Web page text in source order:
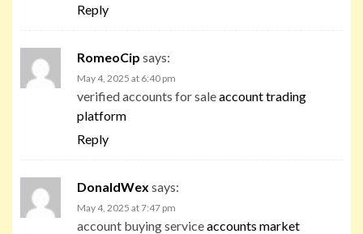
Reply
RomeoCip says:
May 4, 2025 at 6:40 pm
verified accounts for saleaccount trading
platform
Reply
DonaldWex says:
May 4, 2025 at 7:47 pm
account buying serviceaccounts market